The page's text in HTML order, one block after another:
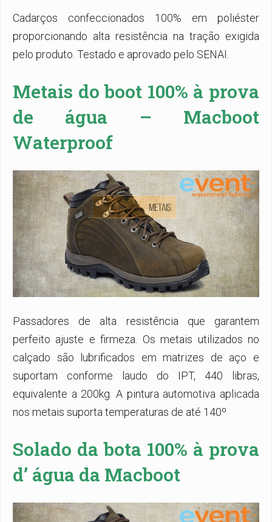
Cadarços confeccionados 100% em poliéster
proporcionando alta resistência na tração exigida
pelo produto. Testado e aprovado pelo SENAI.
Metais do boot 100% à prova
de água – Macboot
Waterproof
Passadores de alta resistência que garantem
perfeito ajuste e firmeza. Os metais utilizados no
calçado são lubrificados em matrizes de aço e
suportam conforme laudo do IPT, 440 libras,
equivalente a 200kg. A pintura automotiva aplicada
nos metais suporta temperaturas de até 140º
Solado da bota 100% à prova
d’ água da Macboot